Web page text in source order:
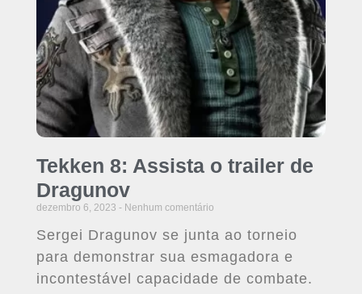
Tekken 8: Assista o trailer de
Dragunov
dezembro 6, 2023 Nenhum comentário
Sergei Dragunov se junta ao torneio
para demonstrar sua esmagadora e
incontestável capacidade de combate.